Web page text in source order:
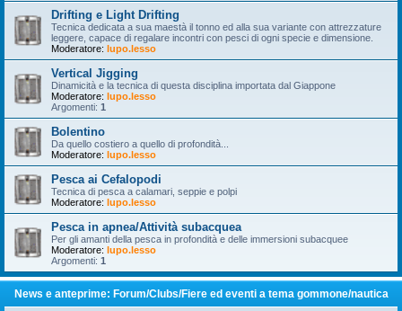
Drifting e Light Drifting
Tecnica dedicata a sua maestà il tonno ed alla sua variante con attrezzature
leggere, capace di regalare incontri con pesci di ogni specie e dimensione.
Moderatore: lupo.lesso
Vertical Jigging
Dinamicità e la tecnica di questa disciplina importata dal Giappone
Moderatore: lupo.lesso
Argomenti: 1
Bolentino
Da quello costiero a quello di profondità...
Moderatore: lupo.lesso
Pesca ai Cefalopodi
Tecnica di pesca a calamari, seppie e polpi
Moderatore: lupo.lesso
Pesca in apnea/Attività subacquea
Per gli amanti della pesca in profondità e delle immersioni subacquee
Moderatore: lupo.lesso
Argomenti: 1
News e anteprime: Forum/Clubs/Fiere ed eventi a tema gommone/nautica